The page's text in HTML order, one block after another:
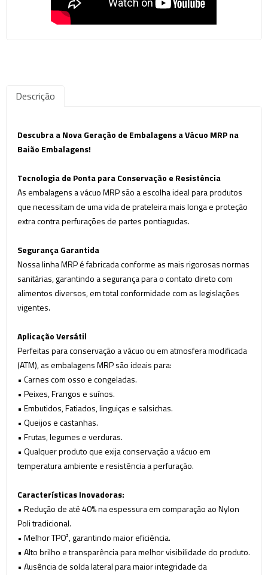
Descrição
Descubra a Nova Geração de Embalagens a Vácuo MRP na
Baião Embalagens!
Tecnologia de Ponta para Conservação e Resistência
As embalagens a vácuo MRP são a escolha ideal para produtos
que necessitam de uma vida de prateleira mais longa e proteção
extra contra perfurações de partes pontiagudas.
Segurança Garantida
Nossa linha MRP é fabricada conforme as mais rigorosas normas
sanitárias, garantindo a segurança para o contato direto com
alimentos diversos, em total conformidade com as legislações
vigentes.
Aplicação Versátil
Perfeitas para conservação a vácuo ou em atmosfera modificada
(ATM), as embalagens MRP são ideais para:
• Carnes com osso e congeladas.
• Peixes, Frangos e suínos.
• Embutidos, Fatiados, linguiças e salsichas.
• Queijos e castanhas.
• Frutas, legumes e verduras.
• Qualquer produto que exija conservação a vácuo em
temperatura ambiente e resistência a perfuração.
Características Inovadoras:
• Redução de até 40% na espessura em comparação ao Nylon
Poli tradicional.
• Melhor TPO², garantindo maior eficiência.
• Alto brilho e transparência para melhor visibilidade do produto.
• Ausência de solda lateral para maior integridade da